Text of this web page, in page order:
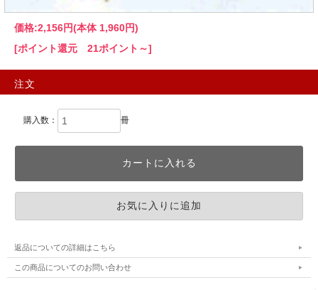
価格:2,156円(本体 1,960円)
[ポイント還元 21ポイント～]
注文
購入数： 冊
返品についての詳細はこちら
この商品についてのお問い合わせ